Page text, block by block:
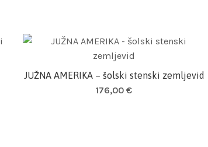
Dodaj v košarico
JUŽNA AMERIKA – šolski stenski zemljevid
176,00€